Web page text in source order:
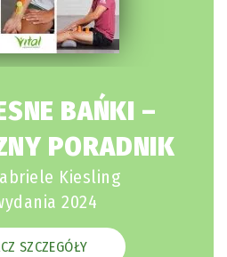
BAŃKI –
PORADNIK
Kiesling
2024
SZCZEGÓŁY